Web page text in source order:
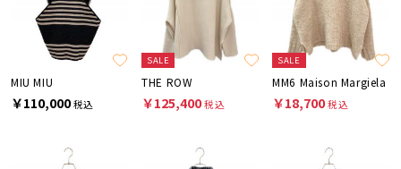
MIU MIU
￥110,000税込
SALE
THE ROW
￥125,400税込
SALE
MM6 Maison Margiela
￥18,700税込